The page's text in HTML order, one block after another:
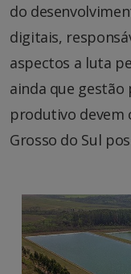
do
digitais,
aspectos a luta
ainda que gestão
produtivo devem
Grosso do Sul